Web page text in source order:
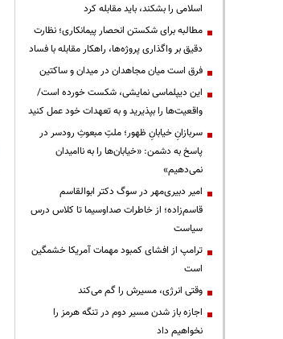
اسلامی را بشکند، باید مقابله کرد
مطالبه برای شکستن انحصار پیمانکاری؛ نظارت
دقیق بر واگذاری پروژه‌ها، راهکار مقابله با فساد
فرق است میان مجاهدان در میدان و ساکتین
این دیپلماسی نمایشی، شکست خورده است/
واقعیت‌ها را بپذیرید و به تعهدات خود عمل کنید
سربازانِ خیابانِ ظهور؛ ملتِ مبعوثِ رودسر در
پاسخ به دشمن: «خیابان‌ها را به ناامیدان
نمی‌دهیم»
امیر دبیری‌مهر در سوگ دکتر ابوالقاسم
قاسم‌زاده؛ از خاطرات صداوسیما تا کلاس درس
سیاست
ترامپ از افشای کمبود مهمات آمریکا خشمگین
است
وقتی انرژی، مسیرش را گم می‌کند
اجازه باز شدن مسیر دوم در تنگه هرمز را
نخواهیم داد